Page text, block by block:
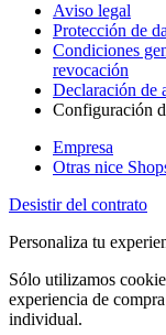
Aviso legal
Protección de
Condiciones
revocación
Declaración de
Configuración
Empresa
Otras nice
Desistir del contrato
Personaliza tu
Sólo utilizamos
experiencia de
individual.